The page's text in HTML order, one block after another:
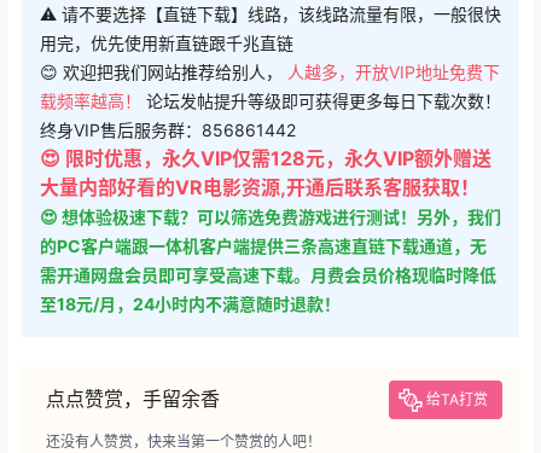
⚠ 请不要选择【直链下载】线路，该线路流量有限，一般很快
用完，优先使用新直链跟千兆直链
😊 欢迎把我们网站推荐给别人，
人越多，开放VIP地址免费下
载频率越高！ 论坛发帖提升等级即可获得更多每日下载次数！
终身VIP售后服务群：856861442
😍 限时优惠，永久VIP仅需128元，永久VIP额外赠送
大量内部好看的VR电影资源,开通后联系客服获取！
😍 想体验极速下载？可以筛选免费游戏进行测试！另外，我们
的PC客户端跟一体机客户端提供三条高速直链下载通道，无
需开通网盘会员即可享受高速下载。月费会员价格现临时降低
至18元/月，24小时内不满意随时退款！
点点赞赏，手留余香 给TA打赏
还没有人赞赏，快来当第一个赞赏的人吧！